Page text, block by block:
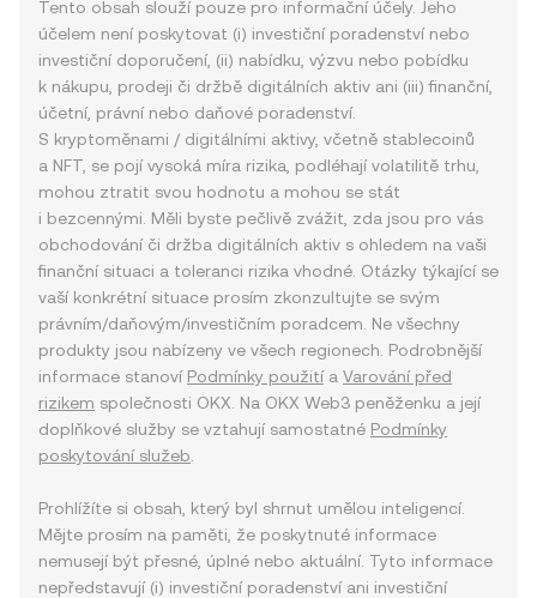
Tento obsah slouží pouze pro informační účely. Jeho
účelem není poskytovat (i) investiční poradenství nebo
investiční doporučení, (ii) nabídku, výzvu nebo pobídku
k nákupu, prodeji či držbě digitálních aktiv ani (iii) finanční,
účetní, právní nebo daňové poradenství.
S kryptoměnami / digitálními aktivy, včetně stablecoinů
a NFT, se pojí vysoká míra rizika, podléhají volatilitě trhu,
mohou ztratit svou hodnotu a mohou se stát
i bezcennými. Měli byste pečlivě zvážit, zda jsou pro vás
obchodování či držba digitálních aktiv s ohledem na vaši
finanční situaci a toleranci rizika vhodné. Otázky týkající se
vaší konkrétní situace prosím zkonzultujte se svým
právním/daňovým/investičním poradcem. Ne všechny
produkty jsou nabízeny ve všech regionech. Podrobnější
informace stanoví Podmínky použitía Varování před
rizikem společnosti OKX. Na OKX Web3 peněženku a její
doplňkové služby se vztahují samostatné Podmínky
poskytování služeb
Prohlížíte si obsah, který byl shrnut umělou inteligencí.
Mějte prosím na paměti, že poskytnuté informace
nemusejí být přesné, úplné nebo aktuální. Tyto informace
nepředstavují (i) investiční poradenství ani investiční